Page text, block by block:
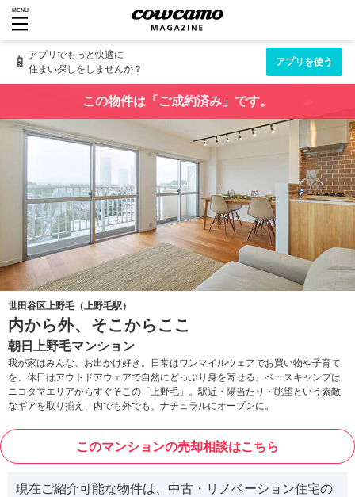
MENU
📱 アプリでもっと快適に
住まい探しをしませんか？
アプリを使う
この物件は「ご成約済み」です。
世田谷区上野毛（上野毛駅）
内から外、そこからここ
朝日上野毛マンション
我が家はみんな、お出かけ好き。日常はワンマイルウェアでお買い物や子育て
を、休日はアウトドアウェアで自然にどっぷり身を寄せる。ベースキャンプは
ニコタマエリアからすぐそこの「上野毛」。駅近・陽当たり・眺望という素敵
なギアを取り揃え、内でも外でも、ナチュラルにオープンに。
このマンションの売却相談はこちら
現在ご紹介可能な物件は、中古・リノベーション住宅の